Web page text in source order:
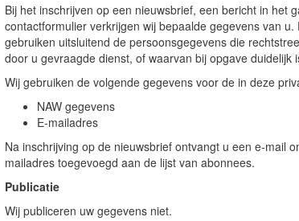
Bij het inschrijven op een nieuwsbrief, een bericht in het
contactformulier verkrijgen wij bepaalde gegevens van
gebruiken uitsluitend de persoonsgegevens die
door u gevraagde dienst, of waarvan bij opgave
Wij gebruiken de volgende gegevens voor de in deze
NAW gegevens
E-mailadres
Na inschrijving op de nieuwsbrief ontvangt u een e-mail
mailadres toegevoegd aan de lijst van abonnees.
Publicatie
Wij publiceren uw gegevens niet.